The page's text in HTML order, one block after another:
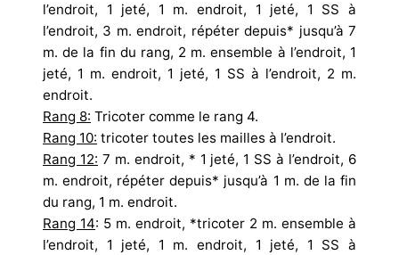
l’endroit, 1 jeté, 1 m. endroit, 1 jeté, 1 SS à
l’endroit, 3 m. endroit, répéter depuis* jusqu’à 7
m. de la fin du rang, 2 m. ensemble à l’endroit, 1
jeté, 1 m. endroit, 1 jeté, 1 SS à l’endroit, 2 m.
endroit.
Rang 8: Tricoter comme le rang 4.
Rang 10: tricoter toutes les mailles à l’endroit.
Rang 12: 7 m. endroit, * 1 jeté, 1 SS à l’endroit, 6
m. endroit, répéter depuis* jusqu’à 1 m. de la fin
du rang, 1 m. endroit.
Rang 14: 5 m. endroit, *tricoter 2 m. ensemble à
l’endroit, 1 jeté, 1 m. endroit, 1 jeté, 1 SS à